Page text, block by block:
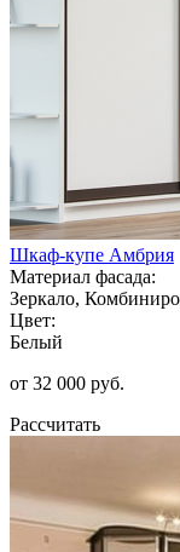
Шкаф-купе Амбрия
Материал фасада:
Зеркало,
Цвет:
Белый
от 32 000 руб.
Рассчитать